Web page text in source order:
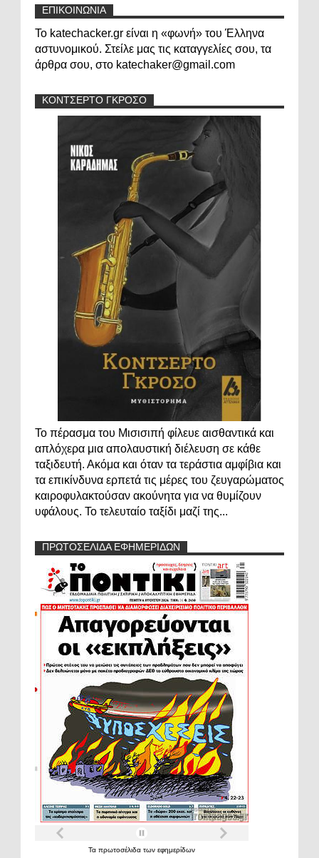
ΕΠΙΚΟΙΝΩΝΙΑ
Το katechacker.gr είναι η «φωνή» του Έλληνα
αστυνομικού. Στείλε μας τις καταγγελίες σου, τα
άρθρα σου, στο katechaker@gmail.com
ΚΟΝΤΣΕΡΤΟ ΓΚΡΟΣΟ
Το πέρασμα του Μισισιπή φίλευε αισθαντικά και
απλόχερα μια απολαυστική διέλευση σε κάθε
ταξιδευτή. Ακόμα και όταν τα τεράστια αμφίβια και
τα επικίνδυνα ερπετά τις μέρες του ζευγαρώματος
καιροφυλακτούσαν ακούνητα για να θυμίζουν
υφάλους. Το τελευταίο ταξίδι μαζί της...
ΠΡΩΤΟΣΕΛΙΔΑ ΕΦΗΜΕΡΙΔΩΝ
Τα πρωτοσέλιδα των εφημερίδων